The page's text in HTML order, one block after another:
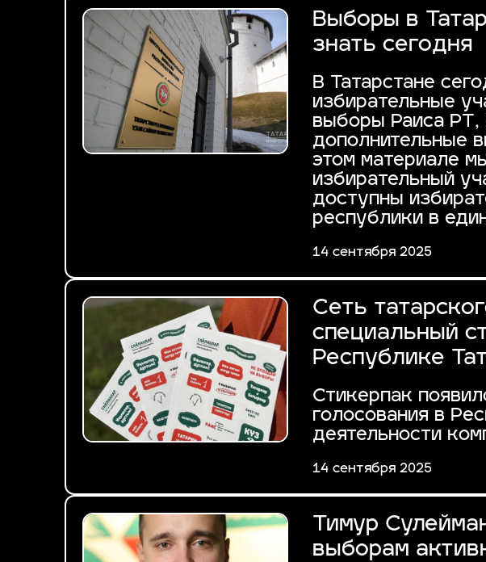
Выборы в
знать сегодня
В Татарстане
избирательные
выборы Раиса РТ,
дополнительные
этом материале
избирательный
доступны
республики в
14 сентября 2025
Сеть
специальный
Республике
Стикерпак
голосования в
деятельности
14 сентября 2025
Тимур
выборам